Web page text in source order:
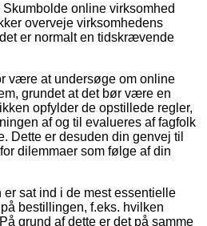
Skumbolde online virksomhed
overveje virksomhedens
er normalt en tidskrævende
være at undersøge om online
grundet at det bør være en
opfylder de opstillede regler,
af og til evalueres af fagfolk
Dette er desuden din genvej til
dilemmaer som følge af din
sat ind i de mest essentielle
bestillingen, f.eks. hvilken
grund af dette er det på samme